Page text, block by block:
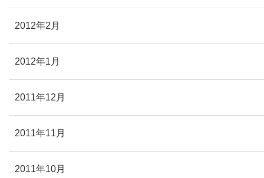
2012年2月
2012年1月
2011年12月
2011年11月
2011年10月